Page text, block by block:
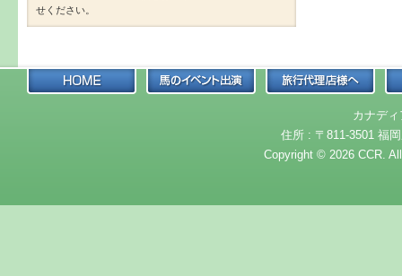
せください。
カナデ
住所 : 〒811-3501 福
Copyright © 2026 CCR.